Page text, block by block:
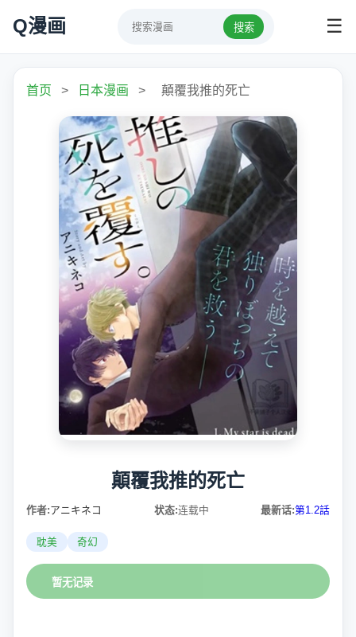
Q漫画 搜索 ☰
首页 > 日本漫画 > 顛覆我推的死亡
顛覆我推的死亡
作者:アニキネコ 状态:连载中 最新话:第1.2話
耽美 奇幻
暂无记录